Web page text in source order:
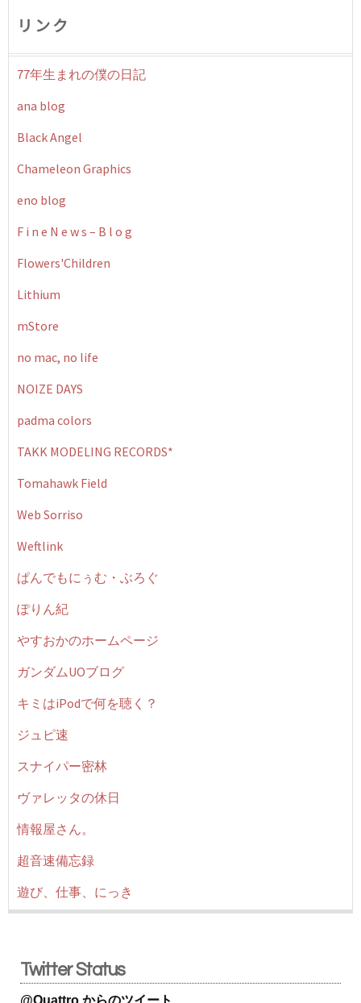
リンク
77年生まれの僕の日記
ana blog
Black Angel
Chameleon Graphics
eno blog
F i n e N e w s – B l o g
Flowers'Children
Lithium
mStore
no mac, no life
NOIZE DAYS
padma colors
TAKK MODELING RECORDS*
Tomahawk Field
Web Sorriso
Weftlink
ぱんでもにぅむ・ぶろぐ
ぽりん紀
やすおかのホームページ
ガンダムUOブログ
キミはiPodで何を聴く？
ジュピ速
スナイパー密林
ヴァレッタの休日
情報屋さん。
超音速備忘録
遊び、仕事、にっき
Twitter Status
@Quattro からのツイート